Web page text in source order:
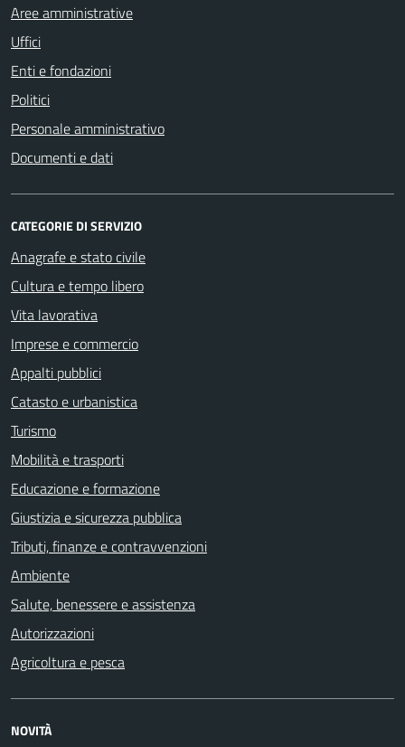
Aree amministrative
Uffici
Enti e fondazioni
Politici
Personale amministrativo
Documenti e dati
CATEGORIE DI SERVIZIO
Anagrafe e stato civile
Cultura e tempo libero
Vita lavorativa
Imprese e commercio
Appalti pubblici
Catasto e urbanistica
Turismo
Mobilità e trasporti
Educazione e formazione
Giustizia e sicurezza pubblica
Tributi, finanze e contravvenzioni
Ambiente
Salute, benessere e assistenza
Autorizzazioni
Agricoltura e pesca
NOVITÀ